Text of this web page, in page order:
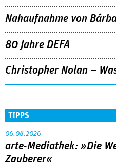
Nahaufnahme von
80 Jahre DEFA
Christopher Nolan –
TIPPS
06.08.2026
arte-Mediathek: »Die
Zauberer«